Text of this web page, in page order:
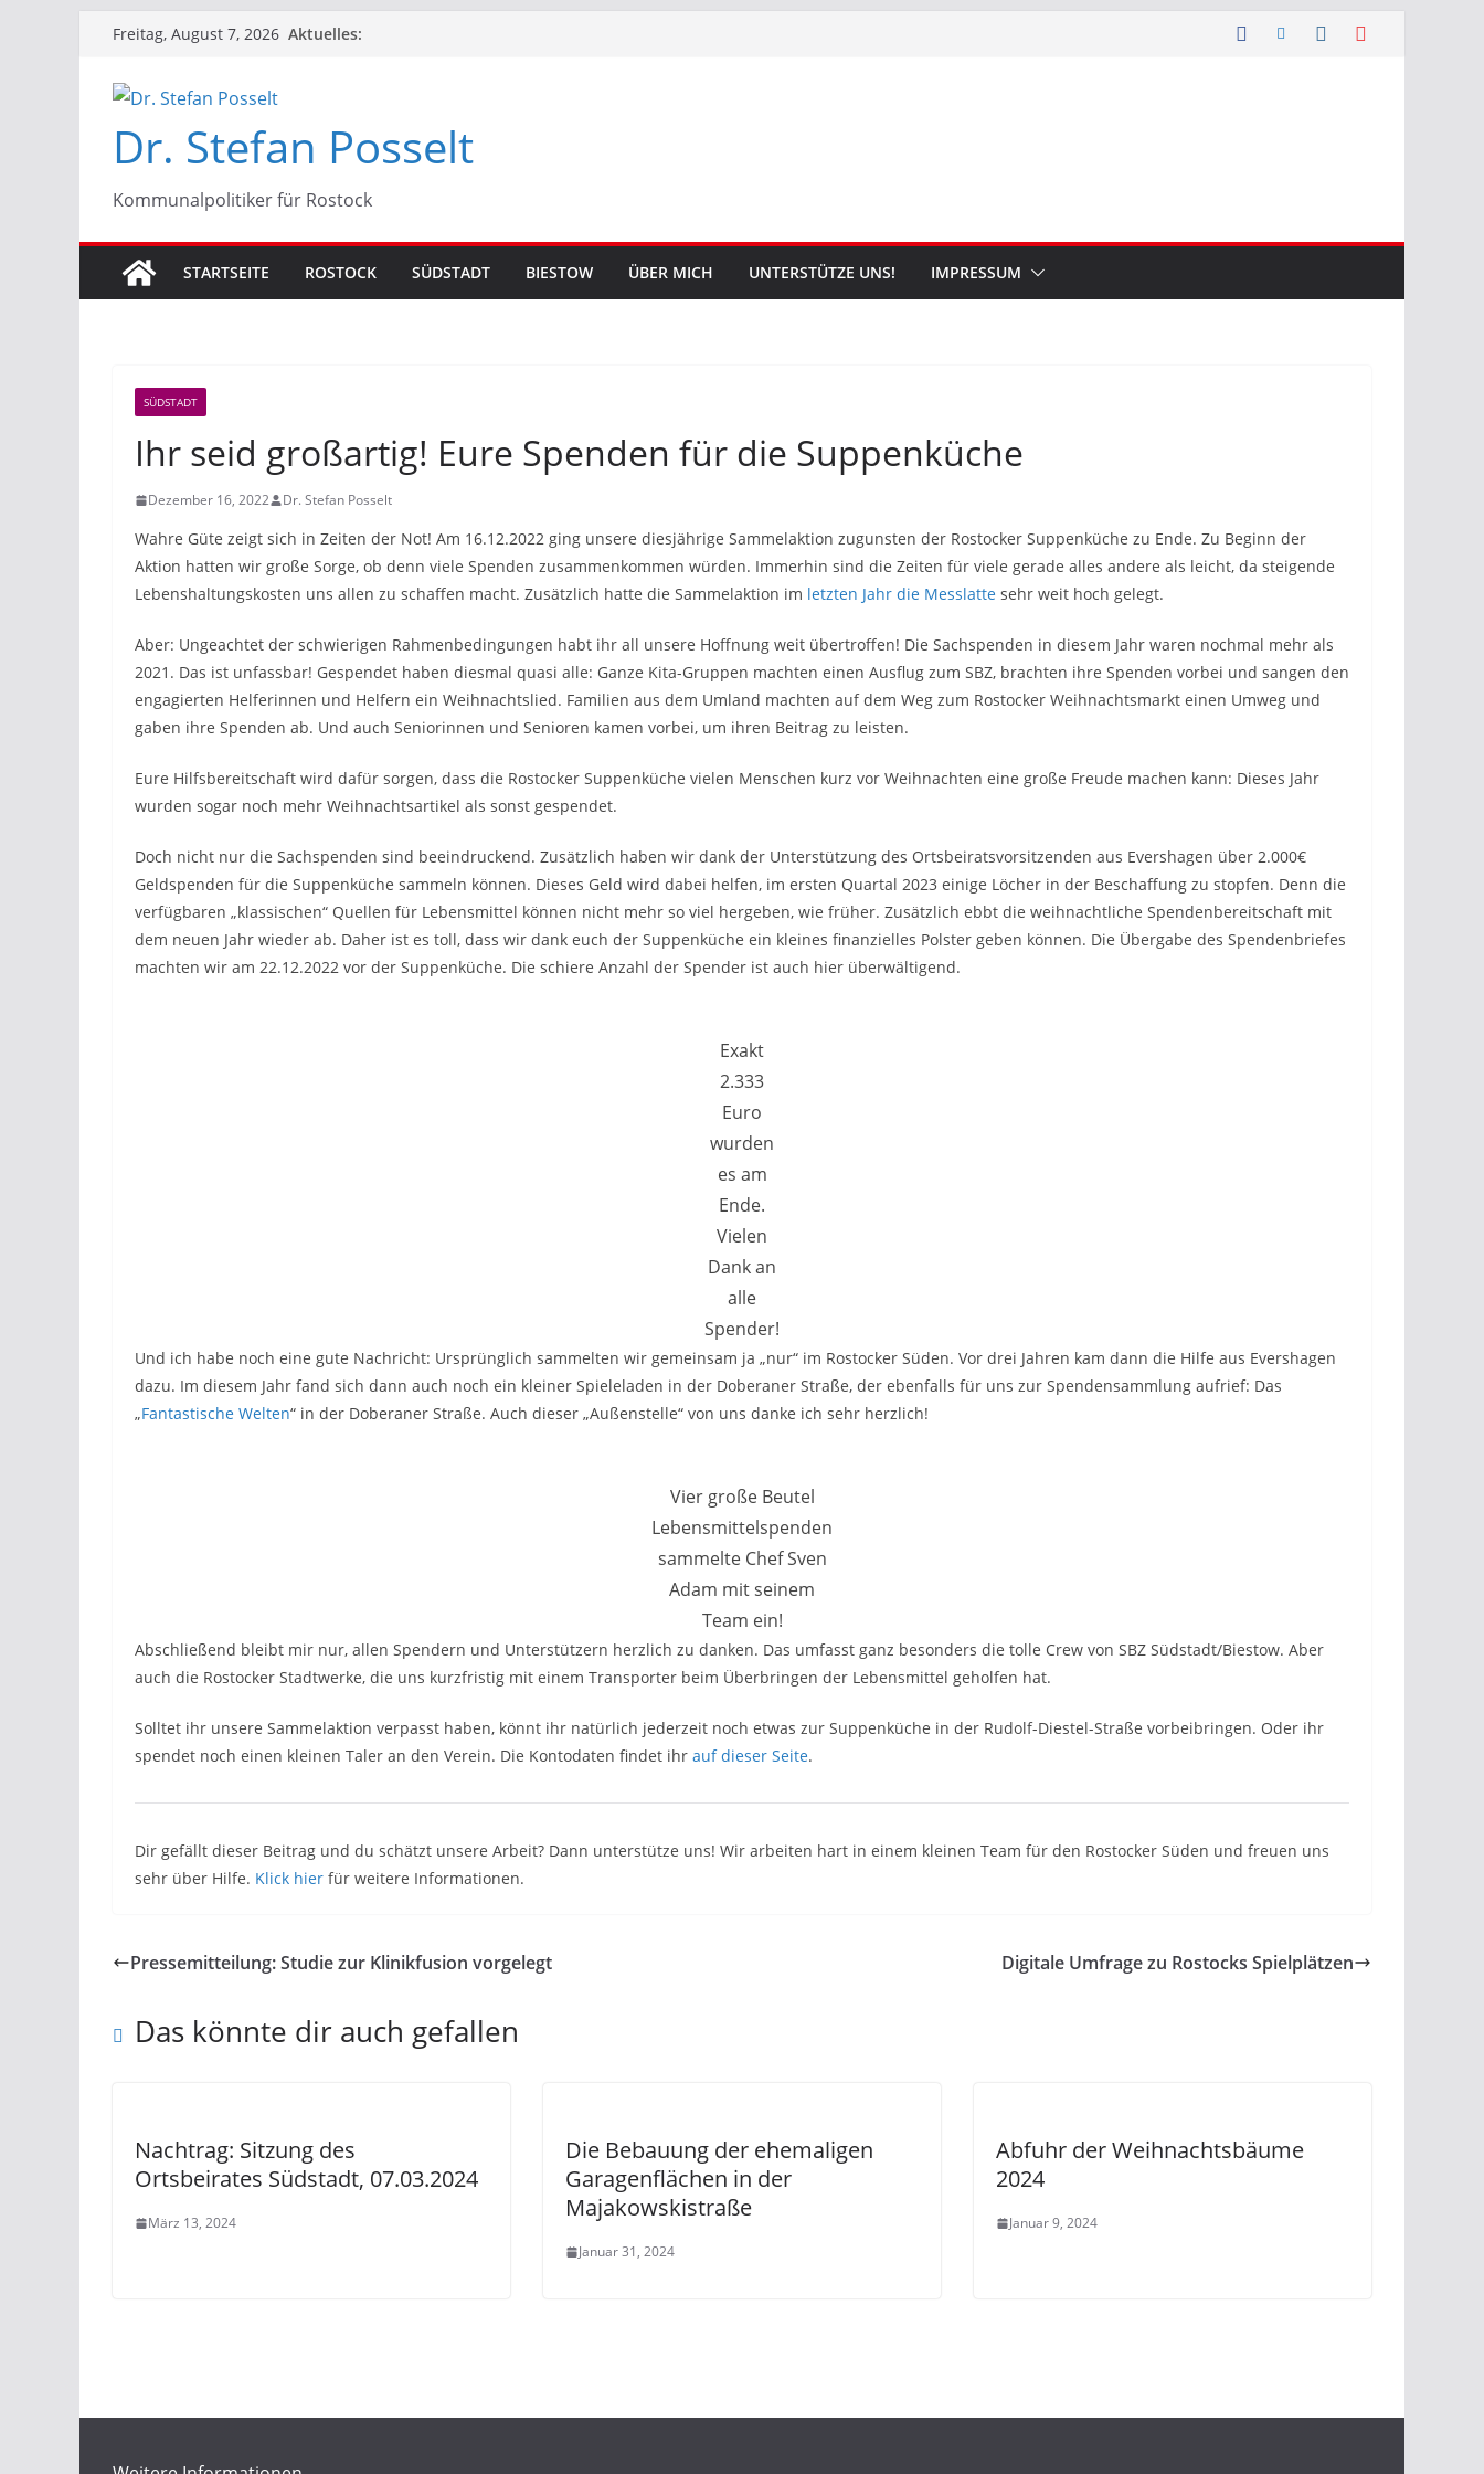
Zum
springen
Freitag, August 7, 2026 Aktuelles:
Dr. Stefan Posselt
Kommunalpolitiker für Rostock
STARTSEITE ROSTOCK SÜDSTADT BIESTOW ÜBER MICH UNTERSTÜTZE UNS! IMPRESSUM
SÜDSTADT
Ihr seid großartig! Eure Spenden für die Suppenküche
Dezember 16, 2022 Dr. Stefan Posselt
Wahre Güte zeigt sich in Zeiten der Not! Am 16.12.2022 ging unsere diesjährige Sammelaktion zugunsten der Rostocker Suppenküche zu Ende. Zu Beginn der
Aktion hatten wir große Sorge, ob denn viele Spenden zusammenkommen würden. Immerhin sind die Zeiten für viele gerade alles andere als leicht, da steigende
Lebenshaltungskosten uns allen zu schaffen macht. Zusätzlich hatte die Sammelaktion im letzten Jahr die Messlatte sehr weit hoch gelegt.
Aber: Ungeachtet der schwierigen Rahmenbedingungen habt ihr all unsere Hoffnung weit übertroffen! Die Sachspenden in diesem Jahr waren nochmal mehr als
2021. Das ist unfassbar! Gespendet haben diesmal quasi alle: Ganze Kita-Gruppen machten einen Ausflug zum SBZ, brachten ihre Spenden vorbei und sangen den
engagierten Helferinnen und Helfern ein Weihnachtslied. Familien aus dem Umland machten auf dem Weg zum Rostocker Weihnachtsmarkt einen Umweg und
gaben ihre Spenden ab. Und auch Seniorinnen und Senioren kamen vorbei, um ihren Beitrag zu leisten.
Eure Hilfsbereitschaft wird dafür sorgen, dass die Rostocker Suppenküche vielen Menschen kurz vor Weihnachten eine große Freude machen kann: Dieses Jahr
wurden sogar noch mehr Weihnachtsartikel als sonst gespendet.
Doch nicht nur die Sachspenden sind beeindruckend. Zusätzlich haben wir dank der Unterstützung des Ortsbeiratsvorsitzenden aus Evershagen über 2.000€
Geldspenden für die Suppenküche sammeln können. Dieses Geld wird dabei helfen, im ersten Quartal 2023 einige Löcher in der Beschaffung zu stopfen. Denn die
verfügbaren „klassischen“ Quellen für Lebensmittel können nicht mehr so viel hergeben, wie früher. Zusätzlich ebbt die weihnachtliche Spendenbereitschaft mit
dem neuen Jahr wieder ab. Daher ist es toll, dass wir dank euch der Suppenküche ein kleines finanzielles Polster geben können. Die Übergabe des Spendenbriefes
machten wir am 22.12.2022 vor der Suppenküche. Die schiere Anzahl der Spender ist auch hier überwältigend.
Exakt
2.333
Euro
wurden
es am
Ende.
Vielen
Dank an
alle
Spender!
Und ich habe noch eine gute Nachricht: Ursprünglich sammelten wir gemeinsam ja „nur“ im Rostocker Süden. Vor drei Jahren kam dann die Hilfe aus Evershagen
dazu. Im diesem Jahr fand sich dann auch noch ein kleiner Spieleladen in der Doberaner Straße, der ebenfalls für uns zur Spendensammlung aufrief: Das
„Fantastische Welten“ in der Doberaner Straße. Auch dieser „Außenstelle“ von uns danke ich sehr herzlich!
Vier große Beutel
Lebensmittelspenden
sammelte Chef Sven
Adam mit seinem
Team ein!
Abschließend bleibt mir nur, allen Spendern und Unterstützern herzlich zu danken. Das umfasst ganz besonders die tolle Crew von SBZ Südstadt/Biestow. Aber
auch die Rostocker Stadtwerke, die uns kurzfristig mit einem Transporter beim Überbringen der Lebensmittel geholfen hat.
Solltet ihr unsere Sammelaktion verpasst haben, könnt ihr natürlich jederzeit noch etwas zur Suppenküche in der Rudolf-Diestel-Straße vorbeibringen. Oder ihr
spendet noch einen kleinen Taler an den Verein. Die Kontodaten findet ihr auf dieser Seite.
Dir gefällt dieser Beitrag und du schätzt unsere Arbeit? Dann unterstütze uns! Wir arbeiten hart in einem kleinen Team für den Rostocker Süden und freuen uns
sehr über Hilfe. Klick hier für weitere Informationen.
Pressemitteilung: Studie zur Klinikfusion vorgelegt Digitale Umfrage zu Rostocks Spielplätzen
Das könnte dir auch gefallen
Nachtrag: Sitzung des
Ortsbeirates Südstadt, 07.03.2024
März 13, 2024
Die Bebauung der ehemaligen
Garagenflächen in der
Majakowskistraße
Januar 31, 2024
Abfuhr der Weihnachtsbäume
2024
Januar 9, 2024